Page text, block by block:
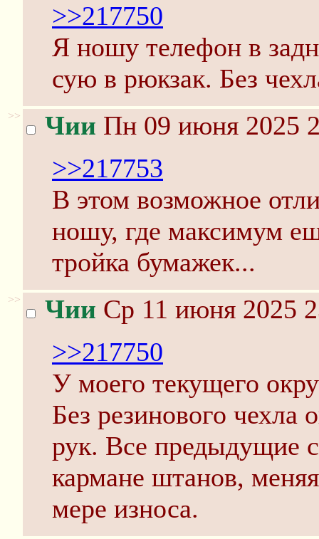
>>217750
Я ношу телефон в
сую в рюкзак. Без
>> Чии Пн 09 июня 2025
>>217753
В этом возможное
ношу, где максимум
тройка бумажек...
>> Чии Ср 11 июня 2025
>>217750
У моего текущего
Без резинового чехла
рук. Все предыдущие
кармане штанов,
мере износа.